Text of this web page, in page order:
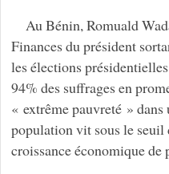
Au Bénin, Romuald
Finances du président
les élections
94% des suffrages en
« extrême pauvreté » dans
population vit sous le seuil
croissance économique de